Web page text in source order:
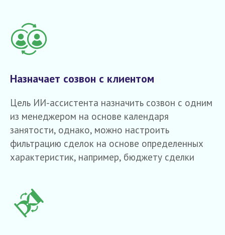
Назначает созвон с клиентом
Цель ИИ-ассистента назначить созвон с одним
из менеджером на основе календаря
занятости, однако, можно настроить
фильтрацию сделок на основе определенных
характеристик, например, бюджету сделки